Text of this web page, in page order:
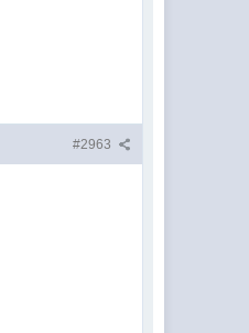
#2963